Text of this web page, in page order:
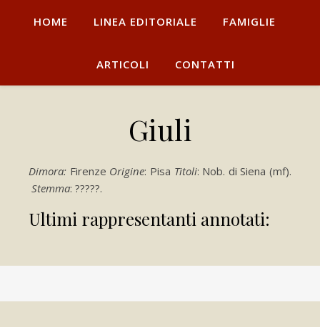
HOME LINEA EDITORIALE FAMIGLIE
ARTICOLI CONTATTI
Giuli
Dimora: Firenze Origine: Pisa Titoli: Nob. di Siena (mf).
Stemma: ?????.
Ultimi rappresentanti annotati: